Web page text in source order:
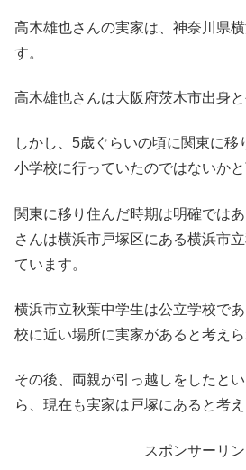
高木雄也さんの実家は、神奈川県
す。
高木雄也さんは大阪府茨木市出身と
しかし、5歳ぐらいの頃に関東に移
小学校に行っていたのではないかと
関東に移り住んだ時期は明確では
さんは横浜市戸塚区にある横浜市
ています。
横浜市立秋葉中学生は公立学校で
校に近い場所に実家があると考えら
その後、両親が引っ越しをしたと
ら、現在も実家は戸塚にあると考え
スポンサーリン